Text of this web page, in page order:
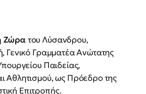
Ζώρα του Λύσανδρου,
Γενικό Γραμματέα Ανώτατης
Παιδείας,
Αθλητισμού, ως Πρόεδρο της
Επιτροπής.